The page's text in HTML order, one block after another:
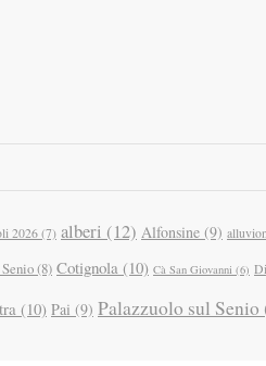
2026(7) alberi (12) Alfonsine (9)
(8) Cotignola (10) Cà San Giovanni (6)
(10) Pai (9) Palazzuolo sul Senio